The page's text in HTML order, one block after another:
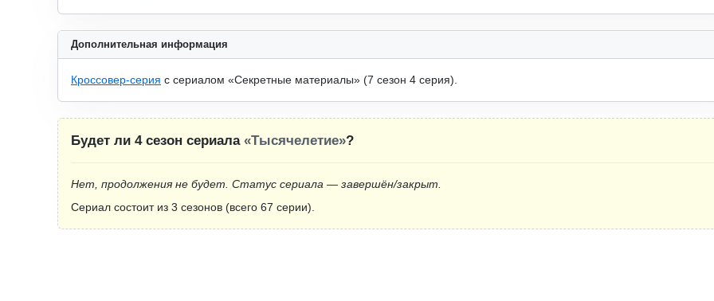
Дополнительная информация
Кроссовер-серия с сериалом «Секретные материалы» (7 сезон 4 серия).
Будет ли 4 сезон сериала «Тысячелетие»?
Нет, продолжения не будет. Статус сериала — завершён/закрыт.
Сериал состоит из 3 сезонов (всего 67 серии).